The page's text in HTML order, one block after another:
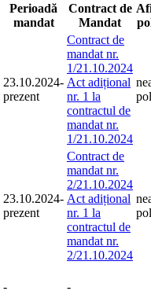
Perioadă
mandat
Contract de
Mandat
23.10.2024-
prezent
Contract de
mandat nr.
1/21.10.2024
Act adițional
nr. 1 la
contractul de
mandat nr.
1/21.10.2024
23.10.2024-
prezent
Contract de
mandat nr.
2/21.10.2024
Act adițional
nr. 1 la
contractul de
mandat nr.
2/21.10.2024
- -